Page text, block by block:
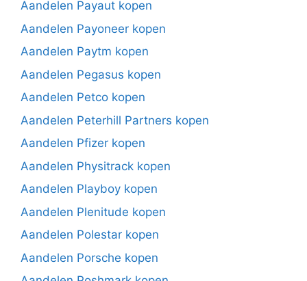
Aandelen Payaut kopen
Aandelen Payoneer kopen
Aandelen Paytm kopen
Aandelen Pegasus kopen
Aandelen Petco kopen
Aandelen Peterhill Partners kopen
Aandelen Pfizer kopen
Aandelen Physitrack kopen
Aandelen Playboy kopen
Aandelen Plenitude kopen
Aandelen Polestar kopen
Aandelen Porsche kopen